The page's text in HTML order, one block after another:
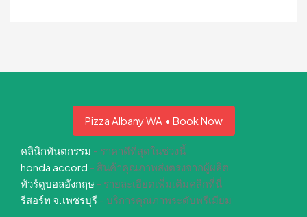
Pizza Albany WA • Book Now
คลินิกทันตกรรม - ราคาดีที่สุดในช่วงนี้
honda accord - สินค้าคุณภาพส่งตรงจากผู้ผลิต
ทัวร์ดูบอลอังกฤษ - รายละเอียดเพิ่มเติมคลิกที่นี่
รีสอร์ท จ.เพชรบุรี - บริการคุณภาพระดับพรีเมียม